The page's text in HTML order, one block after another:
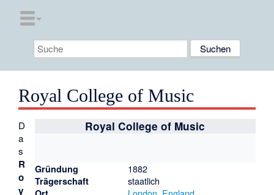
Royal College of Music
Royal College of Music
Gründung 1882
Trägerschaft staatlich
D
a
s
R
o
y